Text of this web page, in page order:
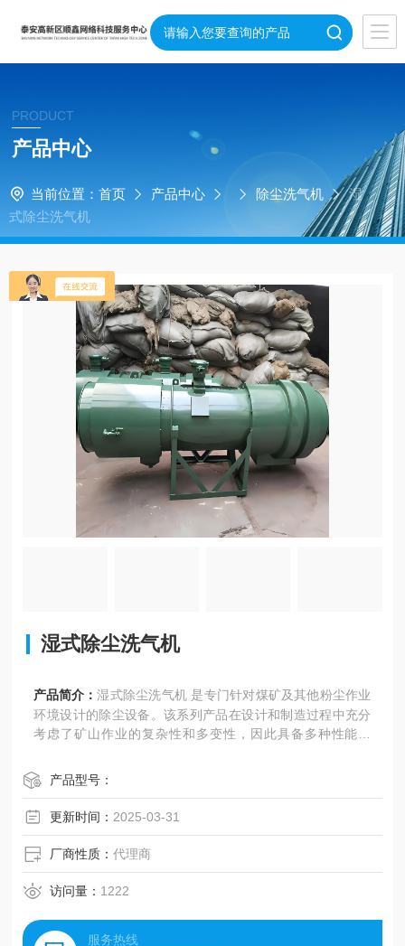
PRODUCT
产品中心
当前位置： 首页 产品中心 除尘洗气机
湿
式除尘洗气机
湿式除尘洗气机
产品简介：湿式除尘洗气机 是专门针对煤矿及其他粉尘作业
环境设计的除尘设备。该系列产品在设计和制造过程中充分
考虑了矿山作业的复杂性和多变性，因此具备多种性能优
产品型号：
更新时间： 2025-03-31
厂商性质：代理商
访问量： 1222
服务热线